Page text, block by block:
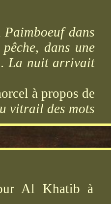
Paimboeuf dans
dans une
La nuit arrivait
à propos de
vitrail des mots
Al Khatib à